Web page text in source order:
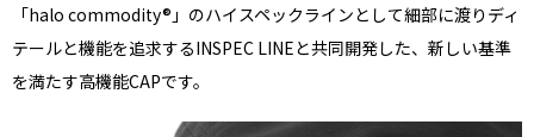
「halo commodity®」のハイスペックラインとして細部に渡りディ
テールと機能を追求するINSPEC LINEと共同開発した、新しい基準
を満たす高機能CAPです。